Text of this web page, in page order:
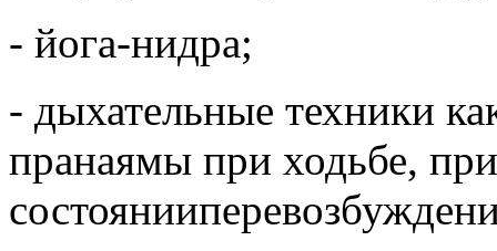
- йога-нидра;
- дыхательные техники
пранаямы при ходьбе,